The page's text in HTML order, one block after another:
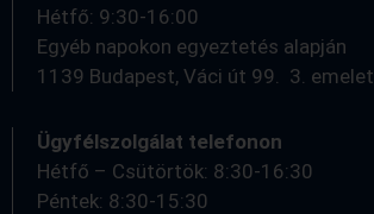
Hétfő: 9:30-16:00
Egyéb napokon egyeztetés alapján
1139 Budapest, Váci út 99. 3. emelet
Ügyfélszolgálat telefonon
Hétfő – Csütörtök: 8:30-16:30
Péntek: 8:30-15:30